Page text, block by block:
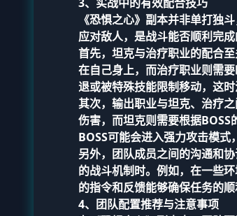
《恐惧之心》副本并非单打独
应对敌人，是战斗能否顺利完
首先，坦克与治疗职业的配合
在自己身上，而治疗职业则需
退或被特殊技能限制移动，这
其次，输出职业与坦克、治疗
伤害，而坦克则需要根据BOSS
BOSS可能会进入强力攻击模式
另外，团队成员之间的沟通和
的战斗机制时。例如，在一些
的指令和反馈能够确保任务的
4、团队配置推荐与注意事项